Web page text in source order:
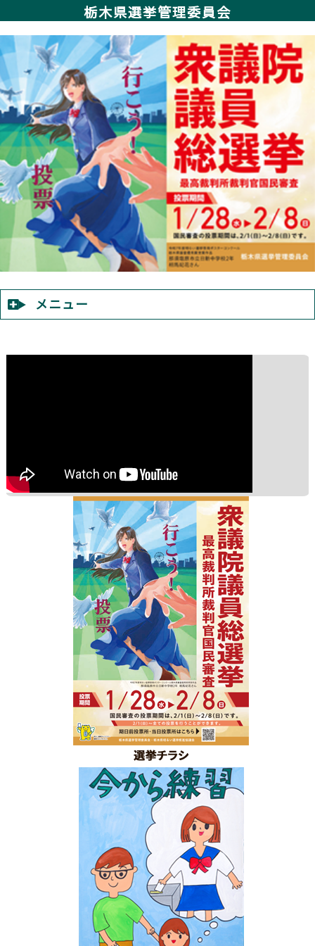
栃木県選挙管理委員会
メニュー